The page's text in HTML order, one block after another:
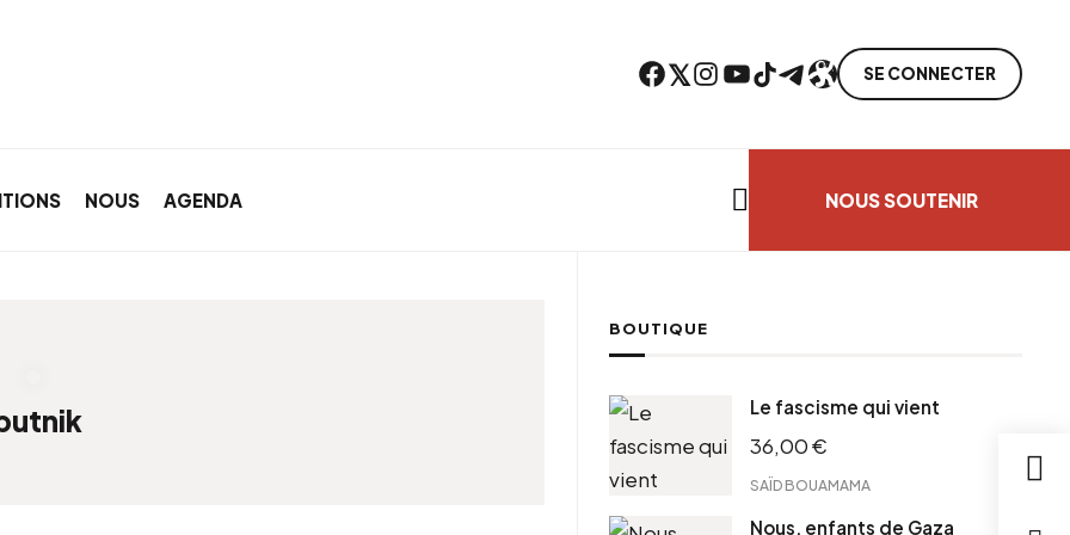
Facebook Twitter Instagram YouTube TikTok TelegramLien SE CONNECTER
NOUS AGENDA NOUS SOUTENIR
BOUTIQUE
Le fascisme qui vient
36,00€
SAÏD BOUAMAMA
Nous, enfants de Gaza